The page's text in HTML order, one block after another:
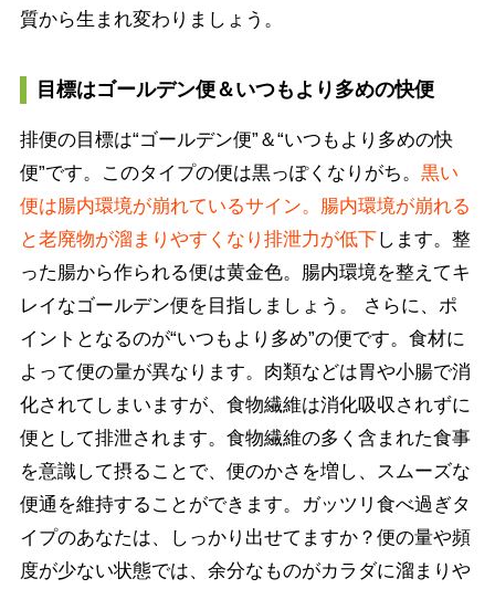
質から生まれ変わりましょう。
目標はゴールデン便＆いつもより多めの快便
排便の目標は“ゴールデン便”＆“いつもより多めの快
便”です。このタイプの便は黒っぽくなりがち。 黒い
便は腸内環境が崩れているサイン。腸内環境が崩れる
と老廃物が溜まりやすくなり排泄力が低下します。整
った腸から作られる便は黄金色。腸内環境を整えてキ
レイなゴールデン便を目指しましょう。 さらに、ポ
イントとなるのが“いつもより多め”の便です。食材に
よって便の量が異なります。肉類などは胃や小腸で消
化されてしまいますが、食物繊維は消化吸収されずに
便として排泄されます。食物繊維の多く含まれた食事
を意識して摂ることで、便のかさを増し、スムーズな
便通を維持することができます。ガッツリ食べ過ぎタ
イプのあなたは、しっかり出せてますか？便の量や頻
度が少ない状態では、余分なものがカラダに溜まりや